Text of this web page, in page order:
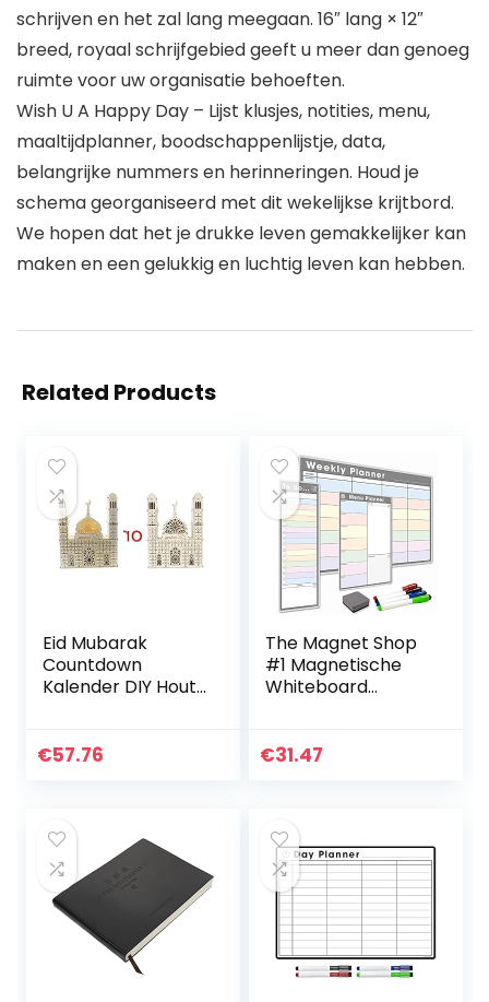
schrijven en het zal lang meegaan. 16″ lang × 12″
breed, royaal schrijfgebied geeft u meer dan genoeg
ruimte voor uw organisatie behoeften.
Wish U A Happy Day – Lijst klusjes, notities, menu,
maaltijdplanner, boodschappenlijstje, data,
belangrijke nummers en herinneringen. Houd je
schema georganiseerd met dit wekelijkse krijtbord.
We hopen dat het je drukke leven gemakkelijker kan
maken en een gelukkig en luchtig leven kan hebben.
Related Products
Eid Mubarak
Countdown
Kalender DIY Hout
Gift Lade kleine
€57.76
The Magnet Shop
#1 Magnetische
Whiteboard
Erase Set –
€31.47